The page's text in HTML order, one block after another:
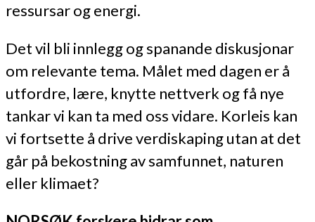
ressursar og energi.
Det vil bli innlegg og spanande diskusjonar
om relevante tema. Målet med dagen er å
utfordre, lære, knytte nettverk og få nye
tankar vi kan ta med oss vidare. Korleis kan
vi fortsette å drive verdiskaping utan at det
går på bekostning av samfunnet, naturen
eller klimaet?